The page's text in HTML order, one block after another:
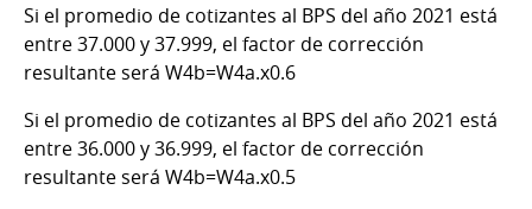
Si el promedio de cotizantes al BPS del año 2021 está
entre 37.000 y 37.999, el factor de corrección
resultante será W4b=W4a.x0.6
Si el promedio de cotizantes al BPS del año 2021 está
entre 36.000 y 36.999, el factor de corrección
resultante será W4b=W4a.x0.5